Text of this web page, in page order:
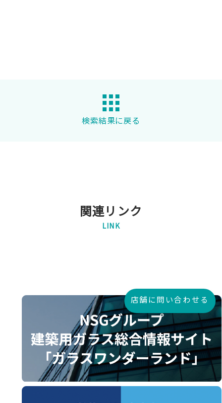
検索結果に戻る
関連リンク
LINK
店舗に問い合わせる